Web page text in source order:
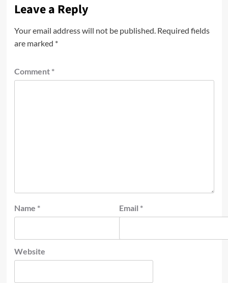
Leave a Reply
Your email address will not be published. Required fields
are marked *
Comment *
Name * Email *
Website